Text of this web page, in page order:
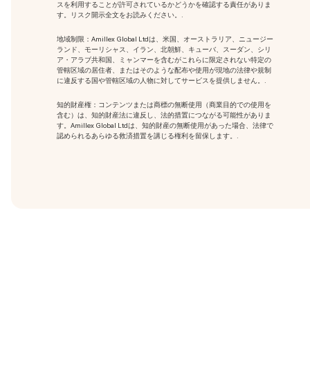
スを利用することが許可されているかどうかを確認する責任がありま
す。リスク開示全文をお読みください。.
地域制限：Amillex Global Ltdは、米国、オーストラリア、ニュージー
ランド、モーリシャス、イラン、北朝鮮、キューバ、スーダン、シリ
ア・アラブ共和国、ミャンマーを含むがこれらに限定されない特定の
管轄区域の居住者、またはそのような配布や使用が現地の法律や規制
に違反する国や管轄区域の人物に対してサービスを提供しません。.
知的財産権：コンテンツまたは商標の無断使用 （商業目的での使用を
含む）は、知的財産法に違反し、法的措置につながる可能性がありま
す。Amillex Global Ltdは、知的財産の無断使用があった場合、法律で
認められるあらゆる救済措置を講じる権利を留保します。.